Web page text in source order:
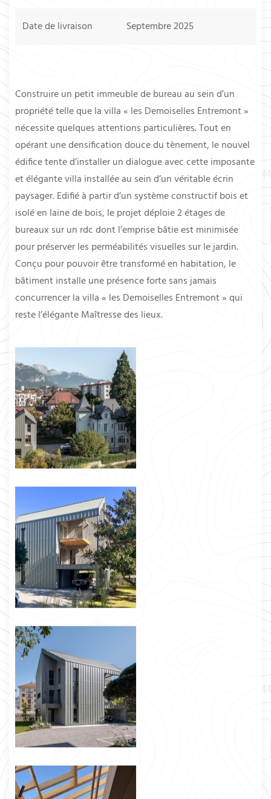
Date de livraison Septembre 2025
Construire un petit immeuble de bureau au sein d’un
propriété telle que la villa « les Demoiselles Entremont »
nécessite quelques attentions particulières. Tout en
opérant une densification douce du tènement, le nouvel
édifice tente d’installer un dialogue avec cette imposante
et élégante villa installée au sein d’un véritable écrin
paysager. Edifié à partir d’un système constructif bois et
isolé en laine de bois, le projet déploie 2 étages de
bureaux sur un rdc dont l’emprise bâtie est minimisée
pour préserver les perméabilités visuelles sur le jardin.
Conçu pour pouvoir être transformé en habitation, le
bâtiment installe une présence forte sans jamais
concurrencer la villa « les Demoiselles Entremont » qui
reste l’élégante Maîtresse des lieux.